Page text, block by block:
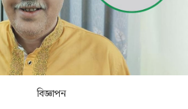
বিজ্ঞাপন